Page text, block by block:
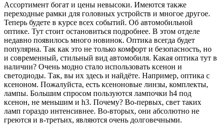
Ассортимент богат и цены невысоки. Имеются также
переходные рамки для головных устройств и многое другое.
Теперь будете в курсе всех событий. Об автомобильной
оптике. Тут стоит остановиться подробнее. В этом отделе
недавно появилось много новинок. Оптика всегда будет
популярна. Так как это не только комфорт и безопасность, но
и современный, стильный вид автомобиля. Какая оптика тут в
наличии? Очень модно стало использовать ксенон и
светодиоды. Так, вы их здесь и найдёте. Например, оптика с
ксеноном. Пожалуйста, есть ксеноновые линзы, комплекты,
лампы. Большим спросом пользуются лампочки h4 под
ксенон, не меньшим и h3. Почему? Во-первых, свет таких
ламп гораздо интенсивнее. Во-вторых, они абсолютно не
греются и в-третьих, являются очень долговечными.